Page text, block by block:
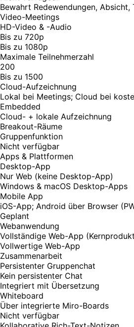
Bewahrt Redewendungen, Absicht,
Video-Meetings
HD-Video & -Audio
Bis zu 720p
Bis zu 1080p
Maximale Teilnehmerzahl
200
Bis zu 1500
Cloud-Aufzeichnung
Lokal bei Meetings; Cloud bei
Embedded
Cloud- + lokale Aufzeichnung
Breakout-Räume
Gruppenfunktion
Nicht verfügbar
Apps & Plattformen
Desktop-App
Nur Web (keine Desktop-App)
Windows & macOS Desktop-Apps
Mobile App
iOS-App; Android über Browser
Geplant
Webanwendung
Vollständige Web-App
Vollwertige Web-App
Zusammenarbeit
Persistenter Gruppenchat
Kein persistenter Chat
Integriert mit Übersetzung
Whiteboard
Über integrierte Miro-Boards
Nicht verfügbar